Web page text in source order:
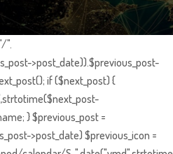
".
>post_date)).$previous_post-
if ($next_post) {
} $previous_post =
>post_date) $previous_icon =